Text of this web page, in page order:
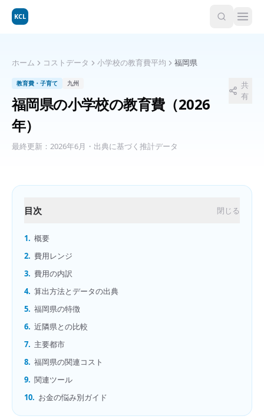
KCL
ホーム コストデータ 小学校の教育費平均 福岡県
教育費・子育て 九州
福岡県の小学校の教育費（2026
年）
最終更新： 2026年6月 ・出典に基づく推計データ
共
有
目次 閉じる
1. 概要
2. 費用レンジ
3. 費用の内訳
4. 算出方法とデータの出典
5. 福岡県の特徴
6. 近隣県との比較
7. 主要都市
8. 福岡県の関連コスト
9. 関連ツール
10. お金の悩み別ガイド